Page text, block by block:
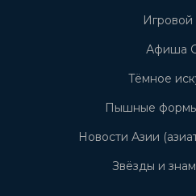
Афиша
Тёмное
Пышные формы
Новости Азии
Звёзды и